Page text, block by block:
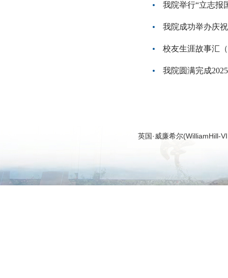
我院举行“立志报
我院成功举办庆
校友生涯故事汇
我院圆满完成
英国·威廉希尔(WilliamHill-